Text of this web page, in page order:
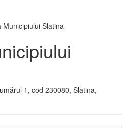
1, cod 230080, Slatina,